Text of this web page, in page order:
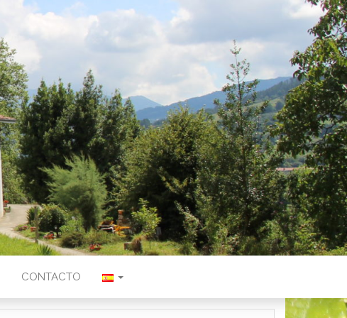
CONTACTO